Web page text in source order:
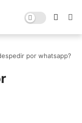
por whatsapp?